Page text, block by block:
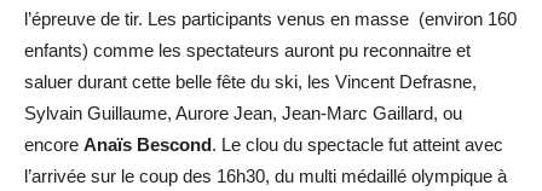
l’épreuve de tir. Les participants venus en masse (environ 160
enfants) comme les spectateurs auront pu reconnaitre et
saluer durant cette belle fête du ski, les Vincent Defrasne,
Sylvain Guillaume, Aurore Jean, Jean-Marc Gaillard, ou
encore Anaïs Bescond. Le clou du spectacle fut atteint avec
l’arrivée sur le coup des 16h30, du multi médaillé olympique à